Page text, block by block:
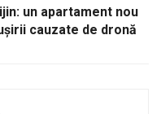
un apartament nou
cauzate de dronă